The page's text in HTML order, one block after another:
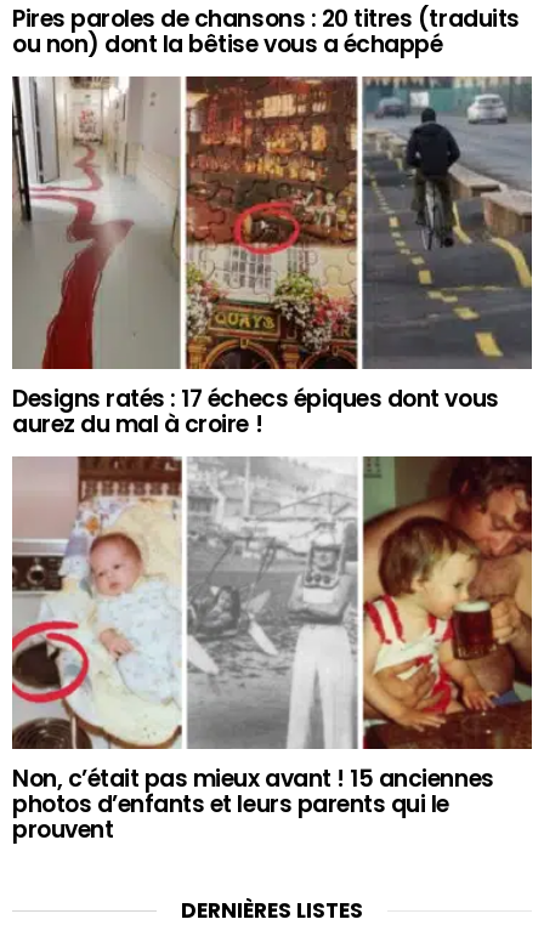
Pires paroles de chansons : 20 titres (traduits
ou non) dont la bêtise vous a échappé
Designs ratés : 17 échecs épiques dont vous
aurez du mal à croire !
Non, c’était pas mieux avant ! 15 anciennes
photos d’enfants et leurs parents qui le
prouvent
DERNIÈRES LISTES